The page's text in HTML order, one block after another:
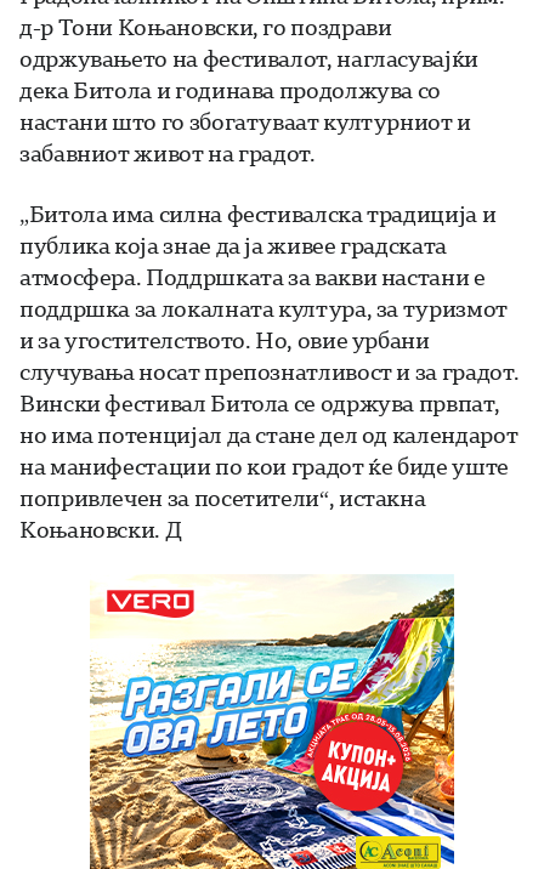
д-р Тони Коњановски, го поздрави
одржувањето на фестивалот, нагласувајќи
дека Битола и годинава продолжува со
настани што го збогатуваат културниот и
забавниот живот на градот.
„Битола има силна фестивалска традиција и
публика која знае да ја живее градската
атмосфера. Поддршката за вакви настани е
поддршка за локалната култура, за туризмот
и за угостителството. Но, овие урбани
случувања носат препознатливост и за градот.
Вински фестивал Битола се одржува првпат,
но има потенцијал да стане дел од календарот
на манифестации по кои градот ќе биде уште
попривлечен за посетители“, истакна
Коњановски. Д